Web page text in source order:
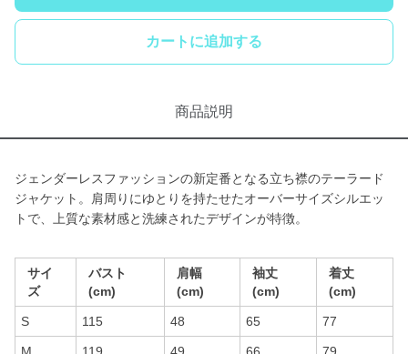
カートに追加する
商品説明
ジェンダーレスファッションの新定番となる立ち襟のテーラード
ジャケット。肩周りにゆとりを持たせたオーバーサイズシルエッ
トで、上質な素材感と洗練されたデザインが特徴。
サイ
ズ
バスト
(cm)
肩幅
(cm)
袖丈
(cm)
着丈
(cm)
S 115 48 65 77